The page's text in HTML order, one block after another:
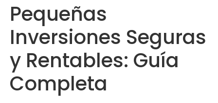
Pequeñas
Inversiones Seguras
y Rentables: Guía
Completa